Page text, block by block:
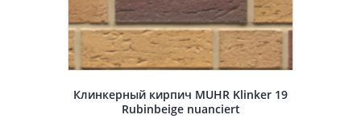
Клинкерный кирпич MUHR Klinker 19
Rubinbeige nuanciert